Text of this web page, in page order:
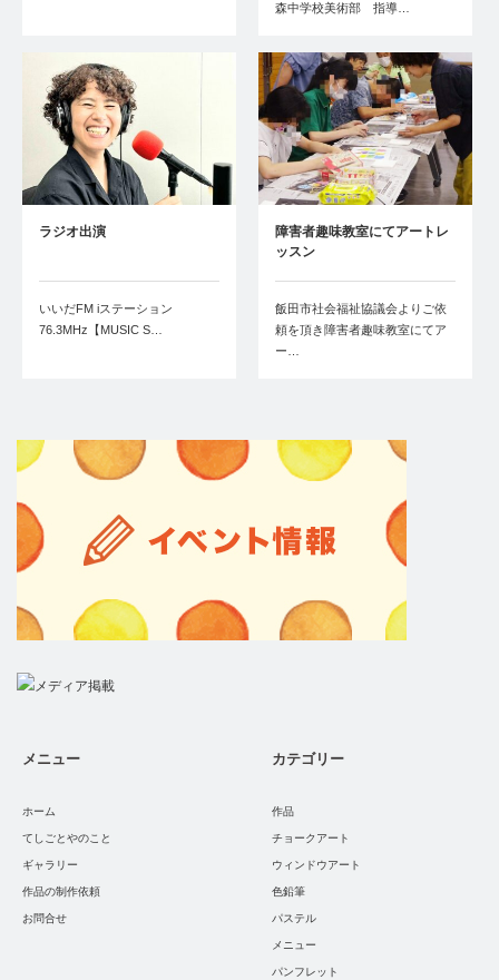
森中学校美術部 指導…
ラジオ出演
いいだFM iステーション
76.3MHz【MUSIC S…
障害者趣味教室にてアートレ
ッスン
飯田市社会福祉協議会よりご依
頼を頂き障害者趣味教室にてア
ー…
メニュー
ホーム
てしごとやのこと
ギャラリー
作品の制作依頼
お問合せ
カテゴリー
作品
チョークアート
ウィンドウアート
色鉛筆
パステル
メニュー
パンフレット